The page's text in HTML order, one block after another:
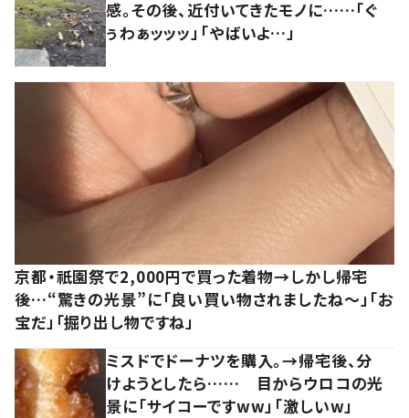
感。その後、近付いてきたモノに……「ぐ
ぅわぁッッッ」「やばいよ…」
京都・祇園祭で2,000円で買った着物→しかし帰宅
後…“驚きの光景”に「良い買い物されましたね～」「お
宝だ」「掘り出し物ですね」
ミスドでドーナツを購入。→帰宅後、分
けようとしたら…… 目からウロコの光
景に「サイコーですww」「激しいw」